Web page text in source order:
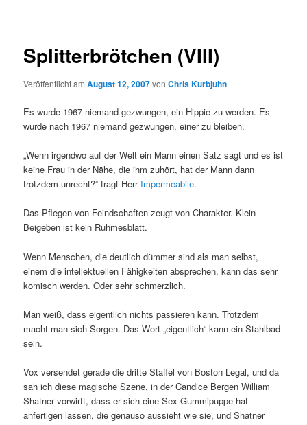
Splitterbrötchen (VIII)
Veröffentlicht amAugust 12, 2007vonChris Kurbjuhn
Es wurde 1967 niemand gezwungen, ein Hippie zu werden. Es
wurde nach 1967 niemand gezwungen, einer zu bleiben.
„Wenn irgendwo auf der Welt ein Mann einen Satz sagt und es ist
keine Frau in der Nähe, die ihm zuhört, hat der Mann dann
trotzdem unrecht?“ fragt Herr Impermeabile.
Das Pflegen von Feindschaften zeugt von Charakter. Klein
Beigeben ist kein Ruhmesblatt.
Wenn Menschen, die deutlich dümmer sind als man selbst,
einem die intellektuellen Fähigkeiten absprechen, kann das sehr
komisch werden. Oder sehr schmerzlich.
Man weiß, dass eigentlich nichts passieren kann. Trotzdem
macht man sich Sorgen. Das Wort „eigentlich“ kann ein Stahlbad
sein.
Vox versendet gerade die dritte Staffel von Boston Legal, und da
sah ich diese magische Szene, in der Candice Bergen William
Shatner vorwirft, dass er sich eine Sex-Gummipuppe hat
anfertigen lassen, die genauso aussieht wie sie, und Shatner